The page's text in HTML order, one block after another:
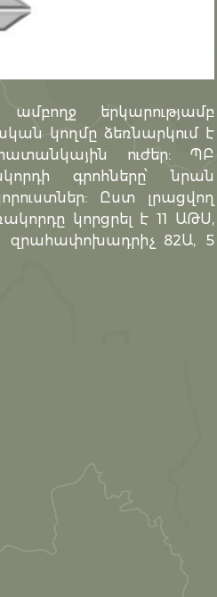
երկարությամբ
կողմը ձեռնարկում է
ուժեր: ՊԲ
գրոհները՝ նրան
Ըստ լրացվող
կորցրել է 11 ԱԹՍ,
զրահափոխադրիչ 82Ա, 5